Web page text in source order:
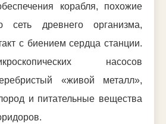
корабля, похожие
сеть древнего организма,
с биением сердца станции.
насосов
«живой металл»,
и питательные вещества